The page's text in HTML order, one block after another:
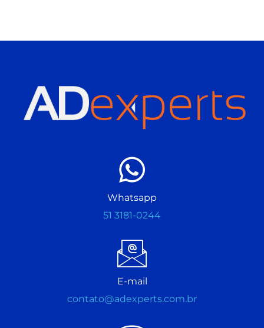
Whatsapp
51 3181-0244
E-mail
contato@adexperts.com.br